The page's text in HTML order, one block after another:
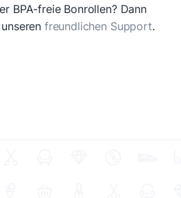
BPA-freie Bonrollen? Dann
freundlichen Support.